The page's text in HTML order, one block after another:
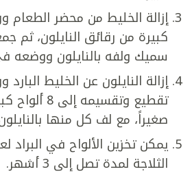
إزالة الخليط من محضر
كبيرة من رقائق النايلون،
سميك ولفه بالنايلون ووضعه
إزالة النايلون عن الخليط
صغيراً، مع لف كل منها
يمكن تخزين الألواح في البراد
الثلاجة لمدة تصل إلى 3 أشهر.